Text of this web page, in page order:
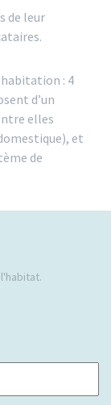
de leur
: 4
d’un
elles
et
de